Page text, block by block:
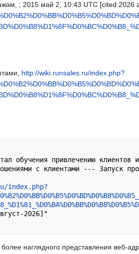
; 2015 май 2, 10:43 UTC [cited 2026
http://wiki.runsales.ru/index.php?
index.php?
наглядного представления веб-